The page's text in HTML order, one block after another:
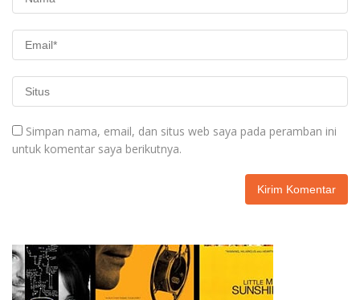
Simpan nama, email, dan situs web saya pada peramban ini
untuk komentar saya berikutnya.